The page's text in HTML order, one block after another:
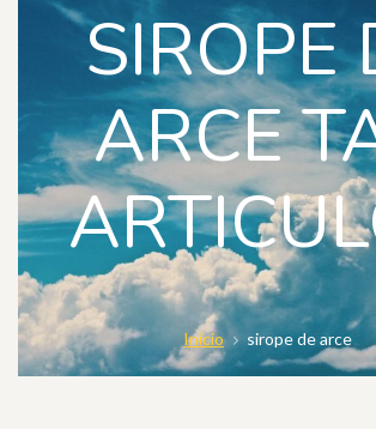
SIROPE
ARCE
Inicio sirope de arce